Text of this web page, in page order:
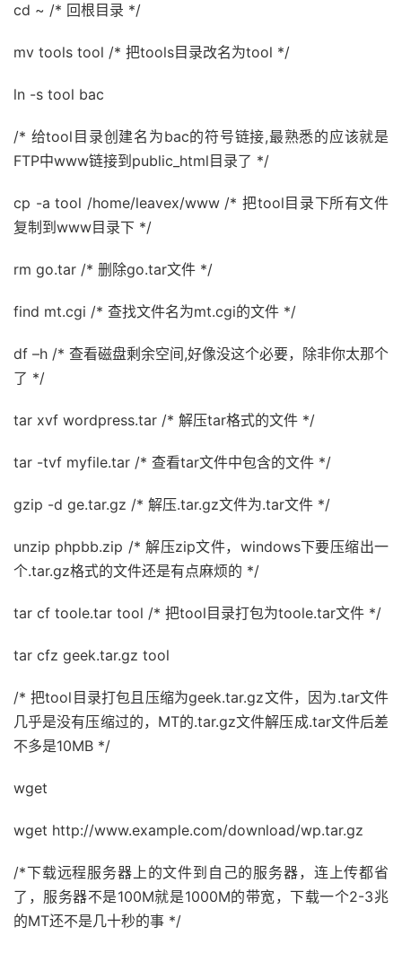
cd ~ /* 回根目录 */
mv tools tool /* 把tools目录改名为tool */
ln -s tool bac
/* 给tool目录创建名为bac的符号链接,最熟悉的应该就是
FTP中www链接到public_html目录了 */
cp -a tool /home/leavex/www /* 把tool目录下所有文件
复制到www目录下 */
rm go.tar /* 删除go.tar文件 */
find mt.cgi /* 查找文件名为mt.cgi的文件 */
df –h /* 查看磁盘剩余空间,好像没这个必要，除非你太那个
了 */
tar xvf wordpress.tar /* 解压tar格式的文件 */
tar -tvf myfile.tar /* 查看tar文件中包含的文件 */
gzip -d ge.tar.gz /* 解压.tar.gz文件为.tar文件 */
unzip phpbb.zip /* 解压zip文件，windows下要压缩出一
个.tar.gz格式的文件还是有点麻烦的 */
tar cf toole.tar tool /* 把tool目录打包为toole.tar文件 */
tar cfz geek.tar.gz tool
/* 把tool目录打包且压缩为geek.tar.gz文件，因为.tar文件
几乎是没有压缩过的，MT的.tar.gz文件解压成.tar文件后差
不多是10MB */
wget
wget http://www.example.com/download/wp.tar.gz
/*下载远程服务器上的文件到自己的服务器，连上传都省
了，服务器不是100M就是1000M的带宽，下载一个2-3兆
的MT还不是几十秒的事 */